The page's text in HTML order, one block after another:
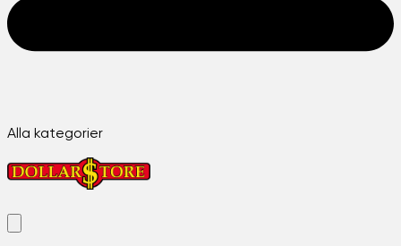
Alla kategorier